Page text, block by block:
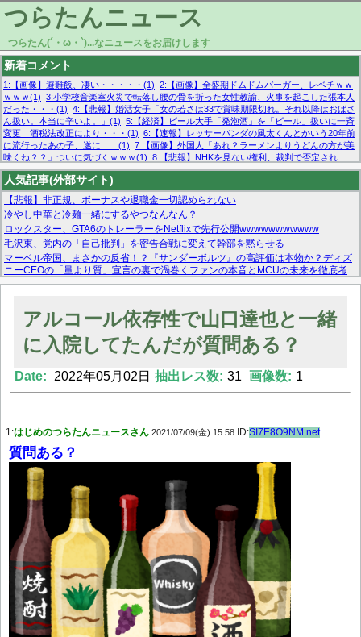
つらたんニュース
つらたん(´・ω・`)...なニュースをお届けします
新着コメント
1:【画像】避難飯、凄い・・・・・(1) 2:【画像】全盛期ドムドムバーガー、レベチｗｗ
ｗｗｗ(1) 3:小学校音楽室火災で転落し腰の骨を折った女性教諭、火事を起こした張本人
だった・・・(1) 4:【悲報】婚活女子「女の若さは33で賞味期限切れ。それ以降はおばさ
ん扱い。本当に辛いよ。」(1) 5:【経済】ビール大手「発泡酒」を「ビール」扱いに一斉
変更 酒税法改正により・・・(1) 6:【速報】レッサーパンダの風太くんとかいう20年前
に流行ったあの子、遂に……(1) 7:【画像】外国人「あれ？ラーメンよりうどんの方が美
味くね？？」ついに気づくｗｗｗ(1) 8:【悲報】NHKを見ない権利、裁判で否定され
る・・・(1) 9:欧州委員長「原発縮小は間違いでした」(1) 10:【悲報】日本企業の人手不
足、限界突破 52%「正社員も足りてません…」(1)
人気記事(外部サイト)
【悲報】非正規、ボーナスや退職金一切認められない
冷やし中華と冷麺一緒にするやつなんなん？
ロックスター、GTA6のトレーラーをNetflixで先行公開wwwwwwwwwww
毛沢東、党内の「自己批判」を密告合戦に変えて幹部を黙らせる
マーベル帝国、まさかの反省！？『サンダーボルツ』の高評価は本物か？ディズ
ニーCEOの「量より質」宣言の裏で渦巻くファンの本音とMCUの未来を徹底考
察！
【画像あり】FacebookとかTwitterで拾ったエロ画像貼ってくよ
アルコール依存性で山口達也と一緒
に入院してたんだが質問ある？
Date: 2022年05月02日 抽出レス数: 31 画像数: 1
1:はじめのつらたんニュースさん 2021/07/09(金) 15:58 ID:SI7E8O9NM.net
質問ある？